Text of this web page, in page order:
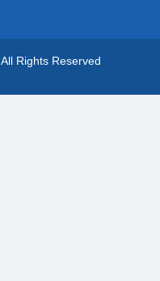
All Rights Reserved